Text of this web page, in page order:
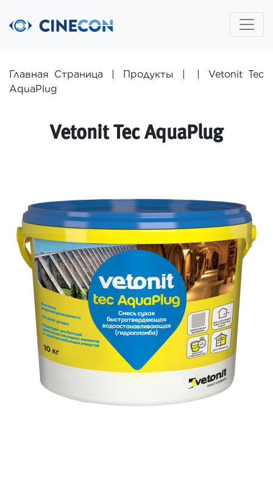
Главная Страница | Продукты | |
Vetonit Tec
AquaPlug
Vetonit Tec AquaPlug